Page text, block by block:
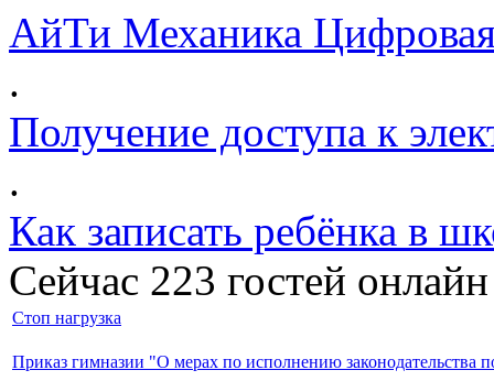
АйТи Механика
.
Получение доступа к
.
Как записать ребёнка в
Сейчас 223 гостей онлайн
Стоп нагрузка
Приказ гимназии "О мерах по исполнению законодательства